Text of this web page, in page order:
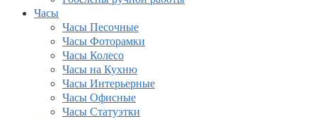
Часы
Часы Песочные
Часы Фоторамки
Часы Колесо
Часы на Кухню
Часы Интерьерные
Часы Офисные
Часы Статуэтки